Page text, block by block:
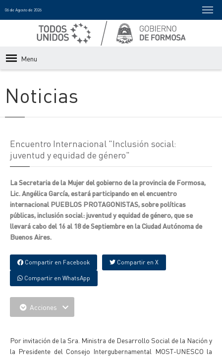
06 de Agosto de 2026
Menu
Noticias
Encuentro Internacional "Inclusión social:
juventud y equidad de género"
La Secretaria de la Mujer del gobierno de la provincia de Formosa,
Lic. Angélica García, estará participando en el encuentro
internacional PUEBLOS PROTAGONISTAS, sobre políticas
públicas, inclusión social: juventud y equidad de género, que se
llevará cabo del 16 al 18 de Septiembre en la Ciudad Autónoma de
Buenos Aires.
Compartir en Facebook Compartir en X
Compartir en WhatsApp
Acciones
Por invitación de la Sra. Ministra de Desarrollo Social de la Nación y
la Presidente del Consejo Intergubernamental MOST-UNESCO la